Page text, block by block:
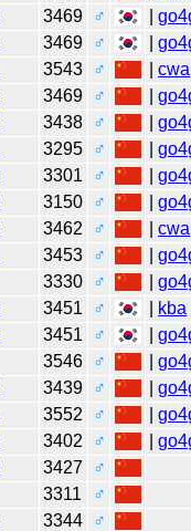
3469 ♂ |
3469 ♂ |
3543 ♂ |cwa
3469 ♂ |
3438 ♂ |
3295 ♂ |
3301 ♂ |
3150 ♂ |
3462 ♂ |cwa
3453 ♂ |
3330 ♂ |
3451 ♂ kba
3451 ♂ |
3546 ♂ |
3439 ♂ |
3552 ♂ |
3402 ♂ |
3427
♂
3311
♂
3344
♂